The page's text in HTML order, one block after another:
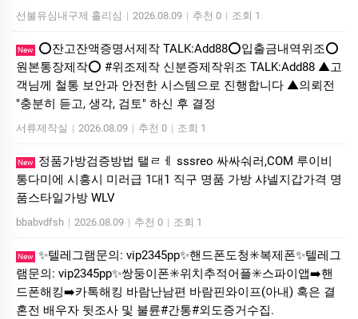
선불유심내구제 홀리심 | 2026.08.09 | 추천 0 | 조회 1
New
⭕️잔고잔액증명서제작 TALK:Add88⭕️입출금내역위조⭕️
원본통장제작⭕️ #위조제작 신분증제작위조 TALK:Add88 ▲고
객님께 철통 보안과 안전한 시스템으로 진행합니다 ▲의뢰전
"충분히 듣고, 생각, 검토" 하신 후 결정
서류제작실 | 2026.08.09 | 추천 0 | 조회 1
New
정품가방검증방법 탤ㄹㅔ sssreo 싸싸숴러,COM 루이비
통다미에 시흥시 미러급 1대1 직구 명품 가방 샤넬지갑가격 명
품스타일가방 WLV
bbabvdfsh | 2026.08.09 | 추천 0 | 조회 1
New ✨텔레그램문의: vip2345pp✨핸드폰도청✳️복제폰✨텔레그
램문의: vip2345pp✨쌍둥이폰✳️위치추적어플✳️스파이앱➡️핸
드폰해킹➡️카톡해킹 바람난남편 바람핀와이프(아내) 혹은 결
혼전 배우자 뒷조사 및 불륜#간통#외도증거수집.